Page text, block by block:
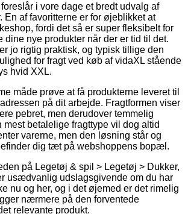
i vore dage et bredt udvalg af
En af favoritterne er for øjeblikket at
fordi det så er super fleksibelt for
dine nye produkter når der er tid til det.
jo rigtig praktisk, og typisk tillige den
for fragt ved køb af vidaXL stående
hvid XXL.
måde prøve at få produkterne leveret til
på dit arbejde. Fragtformen viser
pebret, men derudover temmelig
mest betalelige fragttype vil dog altid
varerne, men den løsning står og
dig tæt på webshoppens bopæl.
på Legetøj & spil > Legetøj > Dukker,
usædvanlig udslagsgivende om du har
nu og her, og i det øjemed er det rimelig
nærmere på den forventede
relevante produkt.